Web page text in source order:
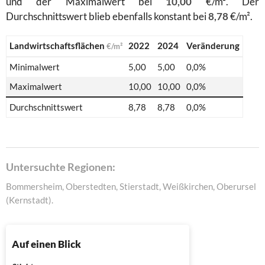
Durchschnittswert blieb ebenfalls konstant bei8,78€/m².
Landwirtschaftsflächen €/m² 2022 2024
Veränderung
Minimalwert
5,00 5,00
0,0%
Maximalwert
10,00 10,00 0,0%
Durchschnittswert
8,78 8,78 0,0%
Untersuchte Regionen:
Bommersheim, Oberstedten, Stierstadt, Weißkirchen, Oberursel
(Kernstadt).
Auf einen Blick